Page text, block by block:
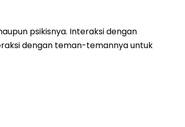
psikisnya. Interaksi dengan
dengan teman-temannya untuk